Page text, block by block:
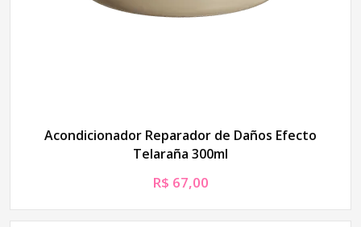
Acondicionador Reparador de Daños Efecto
Telaraña 300ml
R$ 67,00